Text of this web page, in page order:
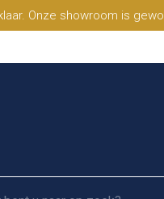
Onze showroom is